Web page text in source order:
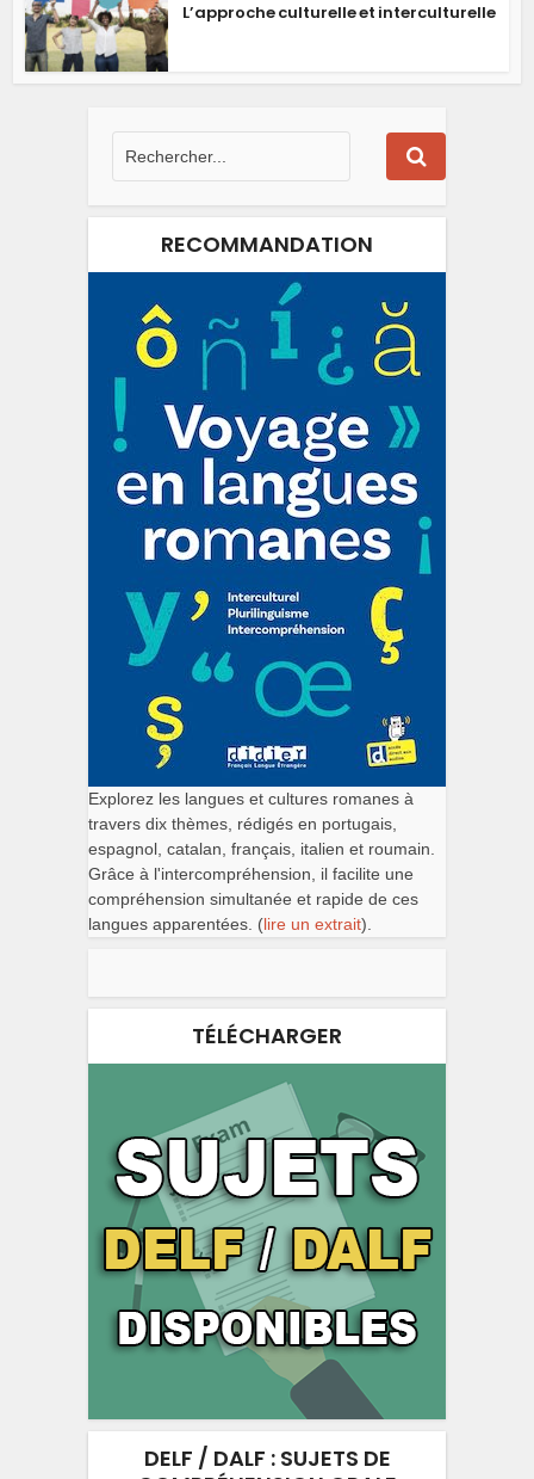
L’approche culturelle et interculturelle
RECOMMANDATION
Explorez les langues et cultures romanes à
travers dix thèmes, rédigés en portugais,
espagnol, catalan, français, italien et roumain.
Grâce à l'intercompréhension, il facilite une
compréhension simultanée et rapide de ces
langues apparentées. (lire un extrait).
TÉLÉCHARGER
DELF / DALF : SUJETS DE